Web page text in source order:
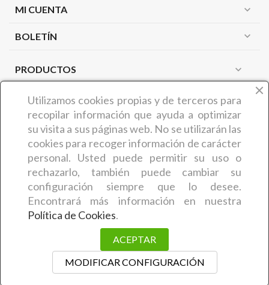
MI CUENTA expand_more
BOLETÍN expand_more
PRODUCTOS expand_more
NUESTRA EMPRESA expand_more
¿QUIÉNES SOMOS?
COMERCIAL CARMIN (Benedicta Camaron de Castro) es
una empresa zamorana que desde hace más de 30 años
ofrece a sus clientes
artículos y productos relacionados
con la estética y la peluquería. En concreto, la empresa
comenzó su actividad en el año 1995. El trabajo exhaustivo
desarrollado a lo largo de todo este tiempo les ha permitido
confianza y fidelidad
Utilizamos cookies propias y de terceros para
recopilar información que ayuda a optimizar
su visita a sus páginas web. No se utilizarán las
cookies para recoger información de carácter
personal. Usted puede permitir su uso o
rechazarlo, también puede cambiar su
configuración siempre que lo desee.
Encontrará más información en nuestra
Política de Cookies.
ACEPTAR
MODIFICAR CONFIGURACIÓN